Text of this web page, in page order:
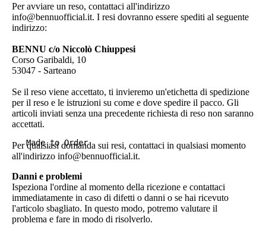
Made to Order
Per avviare un reso, contattaci all'indirizzo
info@bennuofficial.it. I resi dovranno essere spediti al seguente
indirizzo:
BENNU c/o Niccolò Chiuppesi
Corso Garibaldi, 10
53047 - Sarteano
Se il reso viene accettato, ti invieremo un'etichetta di spedizione
per il reso e le istruzioni su come e dove spedire il pacco. Gli
articoli inviati senza una precedente richiesta di reso non saranno
accettati.
Per qualsiasi domanda sui resi, contattaci in qualsiasi momento
all'indirizzo info@bennuofficial.it.
Danni e problemi
Ispeziona l'ordine al momento della ricezione e contattaci
immediatamente in caso di difetti o danni o se hai ricevuto
l'articolo sbagliato. In questo modo, potremo valutare il
problema e fare in modo di risolverlo.